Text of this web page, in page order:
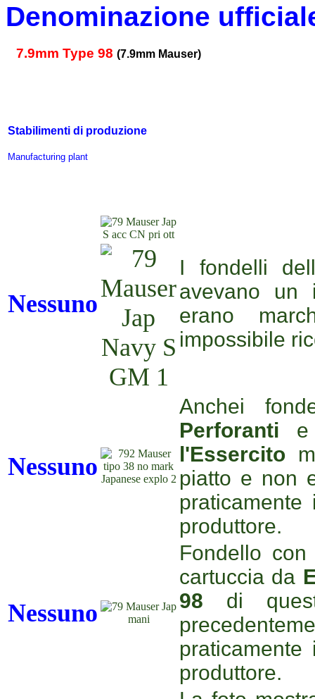
Denominazione
7.9mm Type 98 (7.9mm Mauser)
Stabilimenti di produzione
Manufacturing plant
Nessuno
I fondelli
avevano un
erano
impossibile
Nessuno
Anchei
Perforanti e
l'Essercito
piatto e non
produttore.
Nessuno
Fondello
cartuccia da
98 di
produttore.